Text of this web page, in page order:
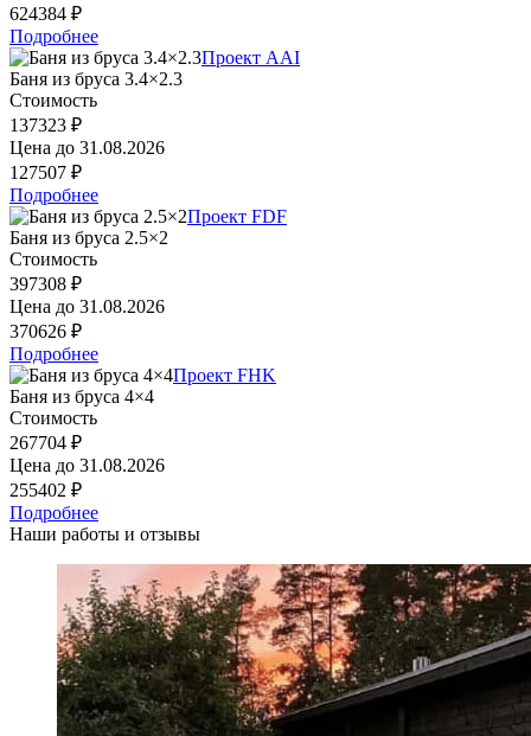
624384 ₽
Подробнее
Проект AAI
Баня из бруса 3.4×2.3
Стоимость
137323 ₽
Цена до 31.08.2026
127507 ₽
Подробнее
Проект FDF
Баня из бруса 2.5×2
Стоимость
397308 ₽
Цена до 31.08.2026
370626 ₽
Подробнее
Проект FHK
Баня из бруса 4×4
Стоимость
267704 ₽
Цена до 31.08.2026
255402 ₽
Подробнее
Наши работы и отзывы